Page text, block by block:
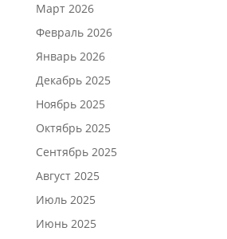
Март 2026
Февраль 2026
Январь 2026
Декабрь 2025
Ноябрь 2025
Октябрь 2025
Сентябрь 2025
Август 2025
Июль 2025
Июнь 2025